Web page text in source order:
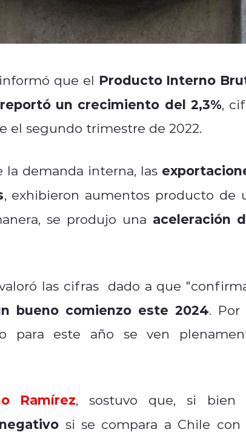
informó que el Producto Interno
reportó un crecimiento del 2,3%,
el segundo trimestre de 2022.
demanda interna, las
, exhibieron aumentos producto de
se produjo una aceleración
las cifras dado a que
bueno comienzo este 2024. Por
para este año se ven
Ramírez, sostuvo que, si bien
si se compara a Chile con